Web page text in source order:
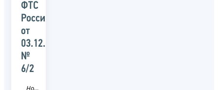
ФТС
России
от
03.12.2025
№
6/2